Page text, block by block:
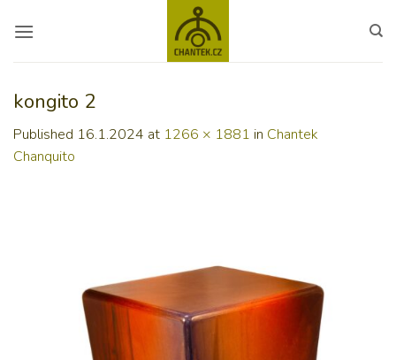
kongito 2
Published 16.1.2024 at 1266 × 1881 in Chantek
Chanquito